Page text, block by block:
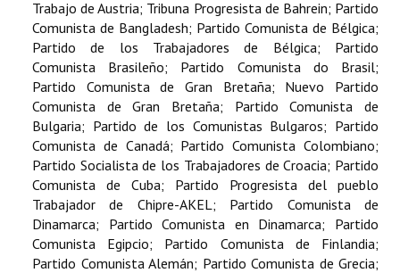
Trabajo de Austria; Tribuna Progresista de Bahrein; Partido
Comunista de Bangladesh; Partido Comunista de Bélgica;
Partido de los Trabajadores de Bélgica; Partido
Comunista Brasileño; Partido Comunista do Brasil;
Partido Comunista de Gran Bretaña; Nuevo Partido
Comunista de Gran Bretaña; Partido Comunista de
Bulgaria; Partido de los Comunistas Bulgaros; Partido
Comunista de Canadá; Partido Comunista Colombiano;
Partido Socialista de los Trabajadores de Croacia; Partido
Comunista de Cuba; Partido Progresista del pueblo
Trabajador de Chipre-AKEL; Partido Comunista de
Dinamarca; Partido Comunista en Dinamarca; Partido
Comunista Egipcio; Partido Comunista de Finlandia;
Partido Comunista Alemán; Partido Comunista de Grecia;